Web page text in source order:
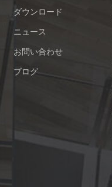
ダウンロード
ニュース
お問い合わせ
ブログ